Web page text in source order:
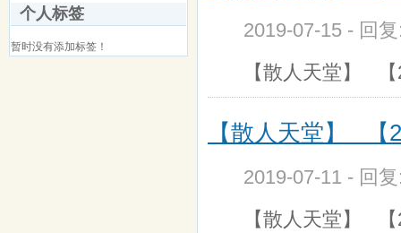
个人标签
暂时没有添加标签！
2019-07-15 - 回
【散人天堂】
【散人天堂】 【
2019-07-11 - 回
【散人天堂】